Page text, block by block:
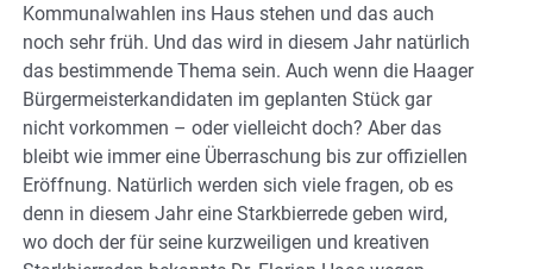
Kommunalwahlen ins Haus stehen und das auch
noch sehr früh. Und das wird in diesem Jahr natürlich
das bestimmende Thema sein. Auch wenn die Haager
Bürgermeisterkandidaten im geplanten Stück gar
nicht vorkommen – oder vielleicht doch? Aber das
bleibt wie immer eine Überraschung bis zur offiziellen
Eröffnung. Natürlich werden sich viele fragen, ob es
denn in diesem Jahr eine Starkbierrede geben wird,
wo doch der für seine kurzweiligen und kreativen